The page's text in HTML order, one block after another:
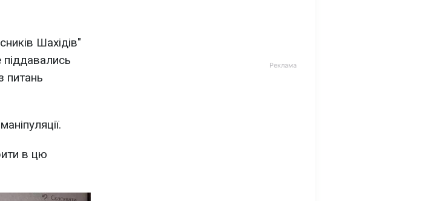
Шахідів"
піддавались
питань
в цю